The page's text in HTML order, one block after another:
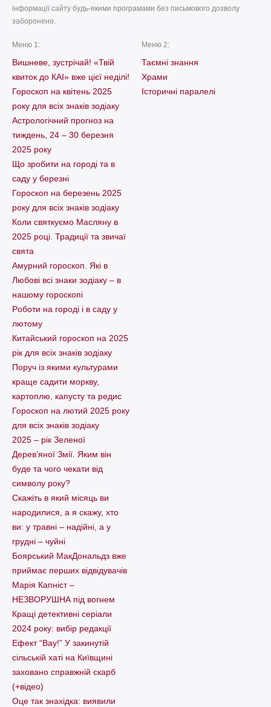
інформації сайту будь-якими програмами без письмового дозволу
заборонено.
Меню 1:
Вишневе, зустрічай! «Твій
квиток до КАІ» вже цієї неділі!
Гороскоп на квітень 2025
року для всіх знаків зодіаку
Астрологічний прогноз на
тиждень, 24 – 30 березня
2025 року
Що зробити на городі та в
саду у березні
Гороскоп на березень 2025
року для всіх знаків зодіаку
Коли святкуємо Масляну в
2025 році. Традиції та звичаї
свята
Амурний гороскоп. Які в
Любові всі знаки зодіаку – в
нашому гороскопі
Pоботи на городі і в саду у
лютому
Китайський гороскоп на 2025
рік для всіх знаків зодіаку
Поруч із якими культурами
краще садити моркву,
картоплю, капусту та редис
Гороскоп на лютий 2025 року
для всіх знаків зодіаку
2025 – рік Зеленої
Дерев’яної Змії. Яким він
буде та чого чекати від
символу року?
Скажіть в який місяць ви
народилися, а я скажу, хто
ви: у травні – надійні, а у
грудні – чуйні
Боярський МакДональдз вже
приймає перших відвідувачів
Марія Капніст –
НЕЗВОРУШНА під вогнем
Кращі детективні серіали
2024 року: вибір редакції
Ефект “Вау!” У закинутій
сільській хаті на Київщині
заховано справжній скарб
(+відео)
Оце так знахідка: виявили
Меню 2:
Таємні знання
Храми
Історичні паралелі